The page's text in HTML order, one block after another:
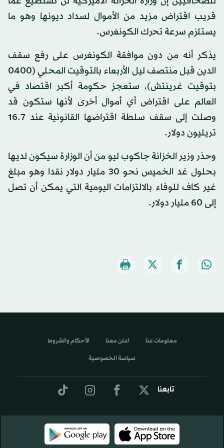
قريب اقتراض مزيد من الأموال لسداد ديونها وهو ما
يستلزم سرعة تحرك الكونغرس.
يذكر أنه من دون موافقة الكونغرس على رفع سقف
الدين قبل منتصف ليل الأربعاء بالتوقيت المحلي (0400
بتوقيت غرينتش)، ستعجز حكومة أكبر اقتصاد في
العالم على اقتراض أي أموال أخرى لأنها ستكون قد
وصلت إلى سقف سلطة اقتراضها القانونية عند 16.7
تريليون دولار.
وحذر وزير الخزانة جاكوب ليو من أن الوزارة سيكون لديها
بحلول غد الخميس نحو 30 مليار دولار نقدا وهو مبلغ
غير كاف للوفاء بالالتزامات اليومية التي يمكن أن تصل
إلى 60 مليار دولار.
تابعنا
معلومات عنا اعلن معنا الأحكام والشروط
سياسة الخصوصية